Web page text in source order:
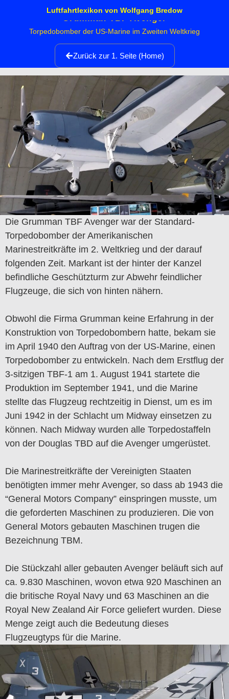
Luftfahrtlexikon von Wolfgang Bredow
Grumman TBF Avenger
Zurück zur 1. Seite (Home)
Torpedobomber der US-Marine im Zweiten Weltkrieg
Die Grumman TBF Avenger war der Standard-
Torpedobomber der Amerikanischen
Marinestreitkräfte im 2. Weltkrieg und der darauf
folgenden Zeit. Markant ist der hinter der Kanzel
befindliche Geschützturm zur Abwehr feindlicher
Flugzeuge, die sich von hinten nähern.
Obwohl die Firma Grumman keine Erfahrung in der
Konstruktion von Torpedobombern hatte, bekam sie
im April 1940 den Auftrag von der US-Marine, einen
Torpedobomber zu entwickeln. Nach dem Erstflug der
3-sitzigen TBF-1 am 1. August 1941 startete die
Produktion im September 1941, und die Marine
stellte das Flugzeug rechtzeitig in Dienst, um es im
Juni 1942 in der Schlacht um Midway einsetzen zu
können. Nach Midway wurden alle Torpedostaffeln
von der Douglas TBD auf die Avenger umgerüstet.
Die Marinestreitkräfte der Vereinigten Staaten
benötigten immer mehr Avenger, so dass ab 1943 die
“General Motors Company” einspringen musste, um
die geforderten Maschinen zu produzieren. Die von
General Motors gebauten Maschinen trugen die
Bezeichnung TBM.
Die Stückzahl aller gebauten Avenger beläuft sich auf
ca. 9.830 Maschinen, wovon etwa 920 Maschinen an
die britische Royal Navy und 63 Maschinen an die
Royal New Zealand Air Force geliefert wurden. Diese
Menge zeigt auch die Bedeutung dieses
Flugzeugtyps für die Marine.